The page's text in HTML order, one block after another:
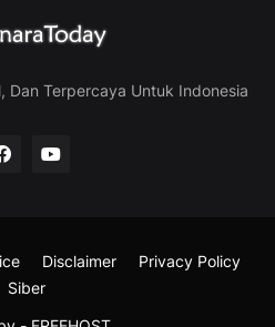
Dan Terpercaya Untuk Indonesia
Disclaimer
Privacy Policy
Siber